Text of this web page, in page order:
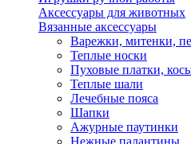
Аксессуары для животных
Вязанные аксессуары
Варежки, митенки,
Теплые носки
Пуховые платки,
Теплые шали
Лечебные пояса
Шапки
Ажурные паутинки
Нежные палантины